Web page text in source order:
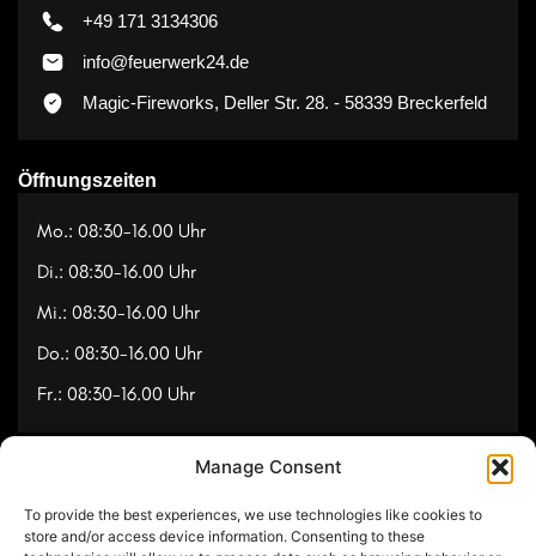
Manage Consent
To provide the best experiences, we use technologies like cookies to
store and/or access device information. Consenting to these
+49 171 3134306
info@feuerwerk24.de
Magic-Fireworks, Deller Str. 28. - 58339 Breckerfeld
Öffnungszeiten
Mo.: 08:30-16.00 Uhr
Di.: 08:30-16.00 Uhr
Mi.: 08:30-16.00 Uhr
Do.: 08:30-16.00 Uhr
Fr.: 08:30-16.00 Uhr
Referenzen